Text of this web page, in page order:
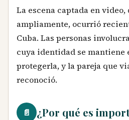
La escena captada en
ampliamente, ocurrió
Cuba. Las personas
cuya identidad se mantiene
protegerla, y la pareja que
reconoció.
📄 ¿Por qué es